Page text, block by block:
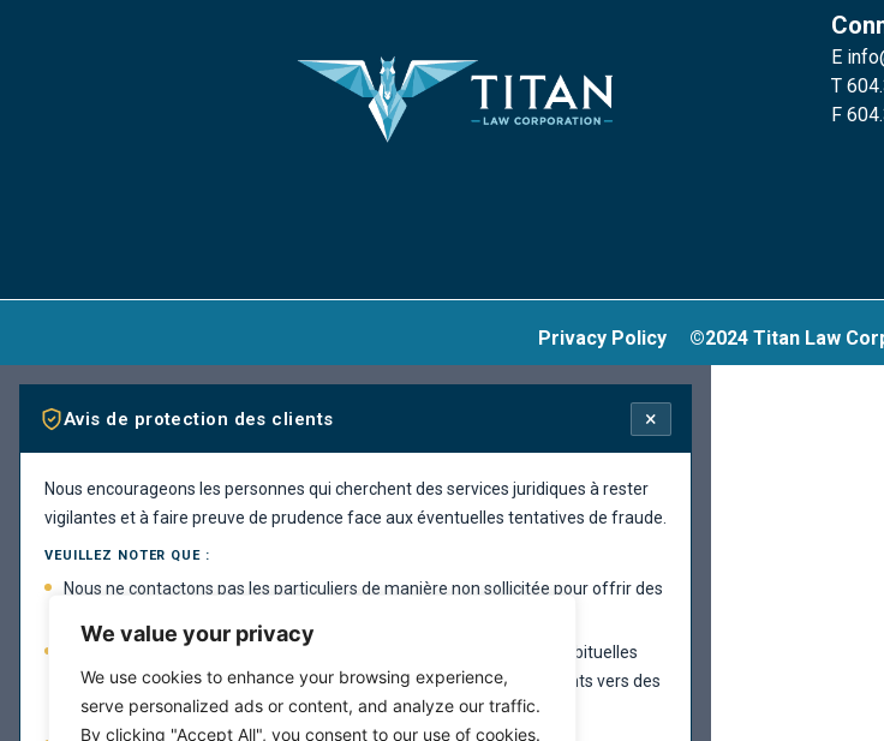
We value your privacy
We use cookies to enhance your browsing experience,
serve personalized ads or content, and analyze our traffic.
By clicking "Accept All", you consent to our use of cookies.
E
T
F
Privacy Policy ©2024 Titan Law
Avis de protection des clients ×
Nous encourageons les personnes qui cherchent des services juridiques à rester
vigilantes et à faire preuve de prudence face aux éventuelles tentatives de fraude.
VEUILLEZ NOTER QUE :
Nous ne contactons pas les particuliers de manière non sollicitée pour offrir des
Notre cabinet ne demande pas de paiement par des méthodes inhabituelles
(telles que des cartes-cadeaux, des cryptomonnaies ou des virements vers des
comptes personnels).